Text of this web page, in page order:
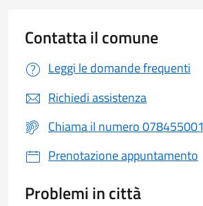
Contatta il comune
Leggi le domande frequenti
Richiedi assistenza
Chiama il numero 078455001
Prenotazione appuntamento
Problemi in città